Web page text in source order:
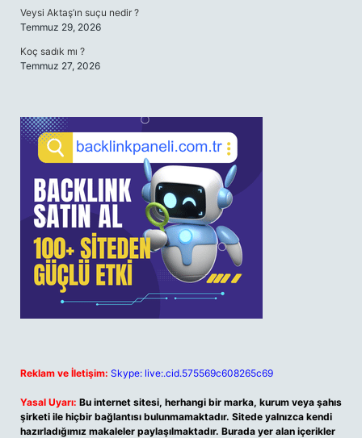
Veysi Aktaş’ın suçu nedir ?
Temmuz 29, 2026
Koç sadık mı ?
Temmuz 27, 2026
Reklam ve İletişim: Skype: live:.cid.575569c608265c69
Yasal Uyarı: Bu internet sitesi, herhangi bir marka, kurum veya şahıs
şirketi ile hiçbir bağlantısı bulunmamaktadır. Sitede yalnızca kendi
hazırladığımız makaleler paylaşılmaktadır. Burada yer alan içerikler